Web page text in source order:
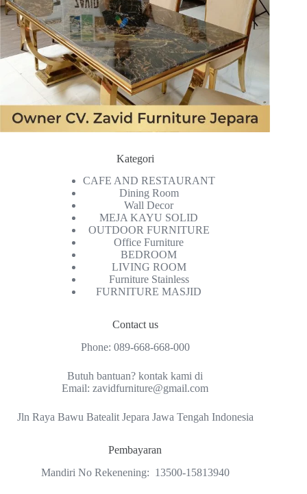
Kategori
CAFE AND RESTAURANT
Dining Room
Wall Decor
MEJA KAYU SOLID
OUTDOOR FURNITURE
Office Furniture
BEDROOM
LIVING ROOM
Furniture Stainless
FURNITURE MASJID
Contact us
Phone: 089-668-668-000
Butuh bantuan? kontak kami di
Email:zavidfurniture@gmail.com
Jln Raya Bawu Batealit Jepara Jawa Tengah Indonesia
Pembayaran
Mandiri No Rekenening: 13500-15813940